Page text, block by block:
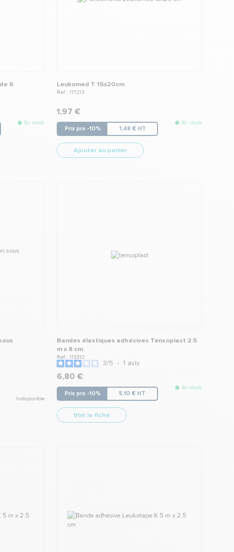
6
En stock
Leukomed T 15x20cm
Ref.: 117213
En stock
1,97 €
Prix pro -10% 1,48 € HT
Ajouter au panier
Indisponible
Bandes élastiques adhésives Tensoplast 2.5
m x 8 cm
Ref.: 113312
3/5 - 1 avis
En stock
6,80 €
Prix pro -10% 5,10 € HT
Voir la fiche